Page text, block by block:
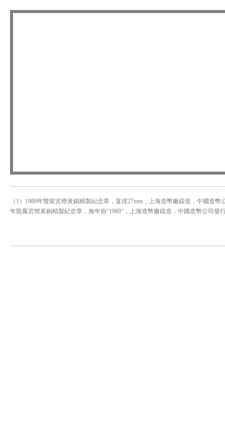
（1）1980年雙龍宮燈黃銅精製紀念章，直徑27mm，上海造幣廠鑄造，中國造
年龍鳳宮燈黃銅精製紀念章，無年份“1980”，上海造幣廠鑄造，中國造幣公司發